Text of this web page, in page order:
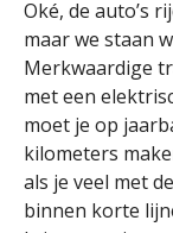
Oké, de auto’s
maar we staan
Merkwaardige
met een
moet je op
kilometers
als je veel met
binnen korte